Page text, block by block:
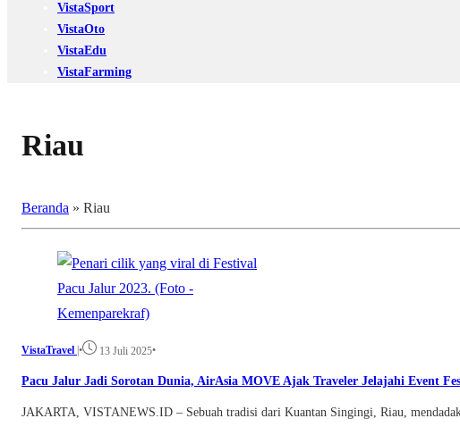
VistaSport
VistaOto
VistaEdu
VistaFarming
Riau
Beranda » Riau
VistaTravel • 13 Juli 2025•
Pacu Jalur Jadi Sorotan Dunia, AirAsia MOVE Ajak Traveler Jelajahi Event
JAKARTA, VISTANEWS.ID – Sebuah tradisi dari Kuantan Singingi, Riau,